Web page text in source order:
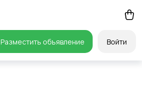
Разместить объявление Войти